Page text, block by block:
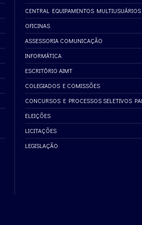
CENTRAL EQUIPAMENTOS MULTIUSUÁRIOS
OFICINAS
ASSESSORIA COMUNICAÇÃO
INFORMÁTICA
ESCRITÓRIO AIMT
COLEGIADOS E COMISSÕES
CONCURSOS E PROCESSOS SELETIVOS
ELEIÇÕES
LICITAÇÕES
LEGISLAÇÃO